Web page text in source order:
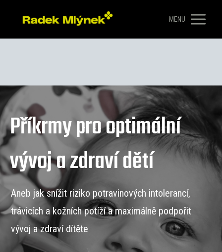
MENU
Příkrmy pro optimální
vývoj a zdraví dětí
Aneb jak snížit riziko potravinových intolerancí,
trávicích a kožních potíží a maximálně podpořit
vývoj a zdraví dítěte